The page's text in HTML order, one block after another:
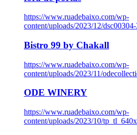
https://www.ruadebaixo.com/wp-
content/uploads/2023/12/
Bistro 99 by Chakall
https://www.ruadebaixo.com/wp-
content/uploads/2023/11/
ODE WINERY
https://www.ruadebaixo.com/wp-
content/uploads/2023/10/